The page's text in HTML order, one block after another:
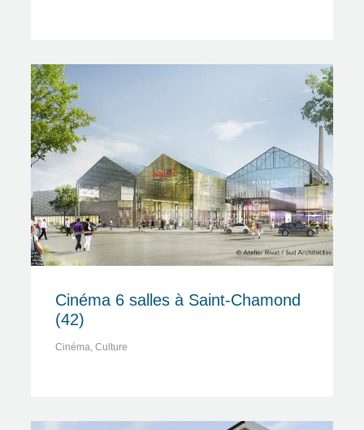
Cinéma 6 salles à Saint-Chamond
(42)
Cinéma, Culture